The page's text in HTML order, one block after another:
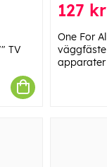
TV
127 kr
One For
väggfäste
apparater